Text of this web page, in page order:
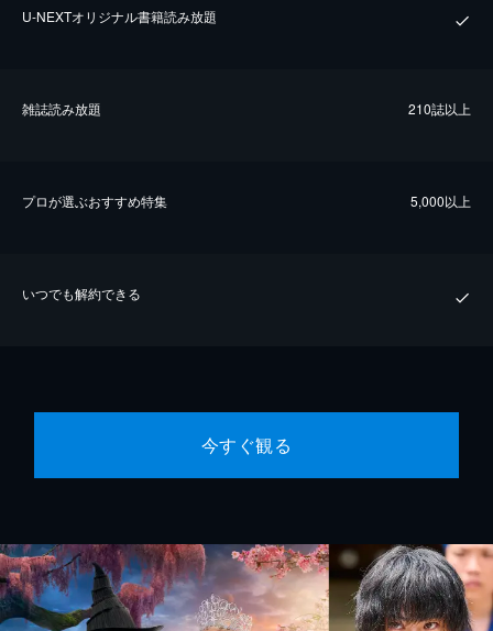
U-NEXTオリジナル書籍読み放題
雑誌読み放題 210誌以上
プロが選ぶおすすめ特集 5,000以上
いつでも解約できる
今すぐ観る